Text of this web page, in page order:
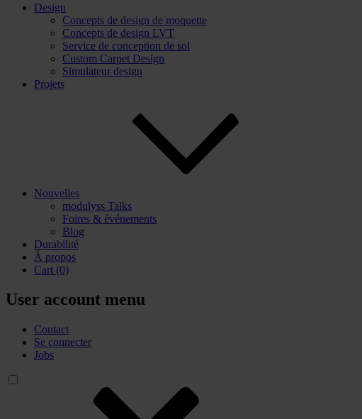
Design
Concepts de design de moquette
Concepts de design LVT
Service de conception de sol
Custom Carpet Design
Simulateur design
Projets
Nouvelles
modulyss Talks
Foires & événements
Blog
Durabilité
À propos
Cart (0)
User account menu
Contact
Se connecter
Jobs